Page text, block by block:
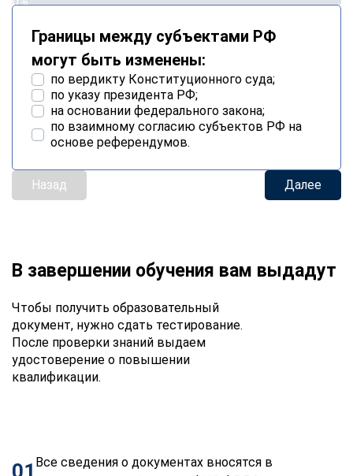
Границы между субъектами РФ
могут быть изменены:
по вердикту Конституционного суда;
по указу президента РФ;
на основании федерального закона;
по взаимному согласию субъектов РФ на
основе референдумов.
Назад Далее
В завершении обучения вам выдадут
Чтобы получить образовательный
документ, нужно сдать тестирование.
После проверки знаний выдаем
удостоверение о повышении
квалификации.
Все сведения о документах вносятся в